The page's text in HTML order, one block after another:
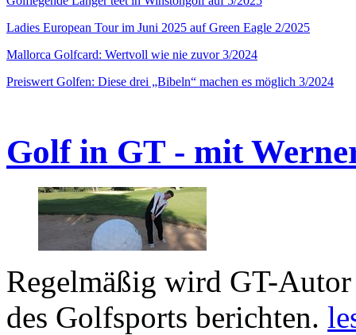
Ladies European Tour im Juni 2025 auf Green Eagle 2/2025
Mallorca Golfcard: Wertvoll wie nie zuvor 3/2024
Preiswert Golfen: Diese drei „Bibeln“ machen es möglich 3/2024
Golf in GT - mit
Regelmäßig wird GT-
des Golfsports berichten.